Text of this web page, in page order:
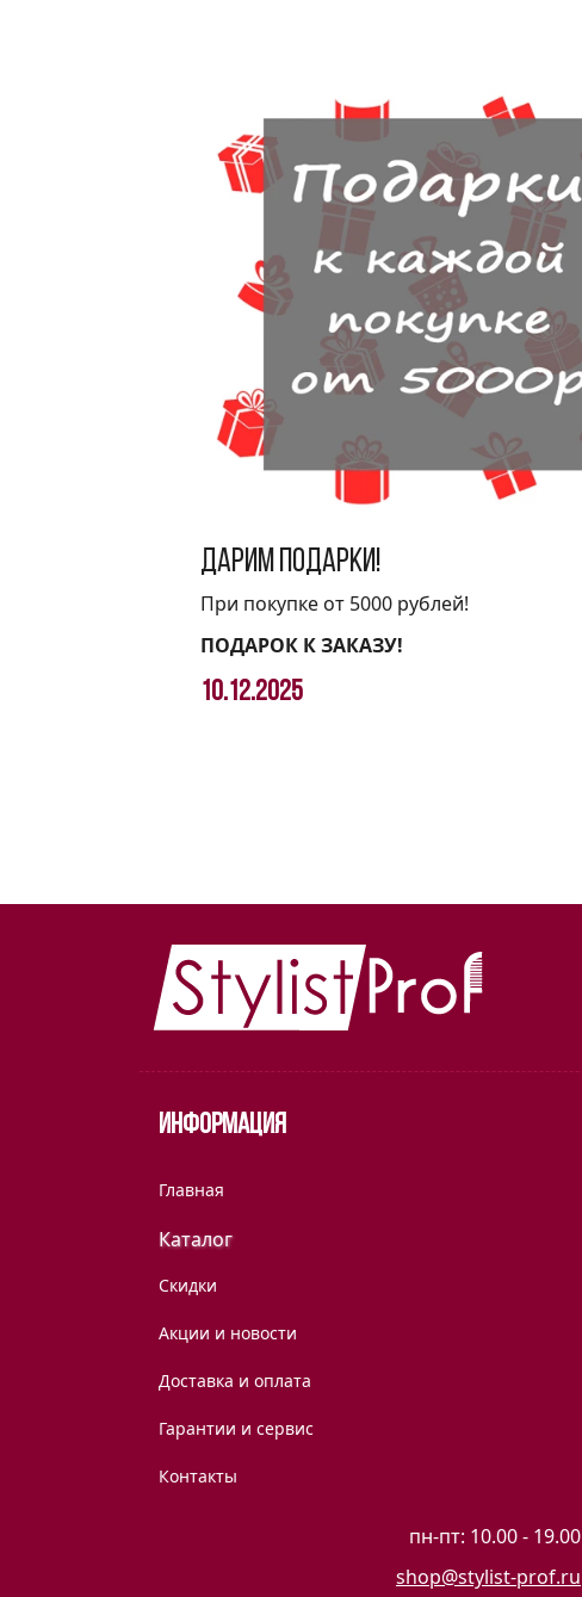
Дарим подарки!
При покупке от 5000 рублей!
ПОДАРОК К ЗАКАЗУ!
10.12.2025
Информация
Главная
Каталог
Скидки
Акции и новости
Доставка и оплата
Гарантии и сервис
Контакты
пн-пт: 10.00 - 19.00
shop@stylist-prof.ru